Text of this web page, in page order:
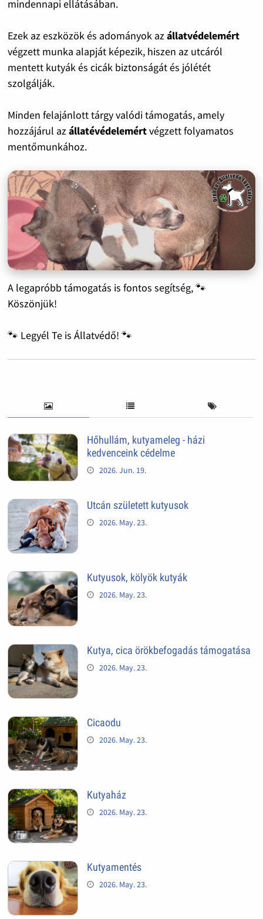
mindennapi ellátásában.
Ezek az eszközök és adományok azállatvédelemért
végzett munka alapját képezik, hiszen az utcáról
mentett kutyák és cicák biztonságát és jólétét
szolgálják.
Minden felajánlott tárgy valódi támogatás, amely
hozzájárul azállatévédelemértvégzett folyamatos
mentőmunkához.
A legapróbb támogatás is fontos segítség, 🐾
Köszönjük!
🐾 Legyél Te is Állatvédő! 🐾
Hőhullám, kutyameleg - házi
kedvenceink cédelme
2026. Jun. 19.
Utcán született kutyusok
2026. May. 23.
Kutyusok, kölyök kutyák
2026. May. 23.
Kutya, cica örökbefogadás támogatása
2026. May. 23.
Cicaodu
2026. May. 23.
Kutyaház
2026. May. 23.
Kutyamentés
2026. May. 23.